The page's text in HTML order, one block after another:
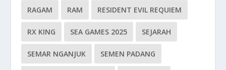
RAGAM RAM RESIDENT EVIL REQUIEM
RX KING SEA GAMES 2025 SEJARAH
SEMAR NGANJUK SEMEN PADANG